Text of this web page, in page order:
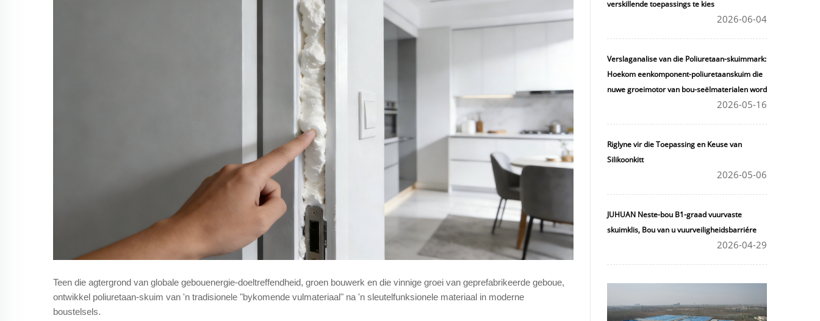
Teen die agtergrond van globale gebouenergie-doeltreffendheid, groen bouwerk en die vinnige groei van geprefabrikeerde geboue,
ontwikkel poliuretaan-skuim van 'n tradisionele "bykomende vulmateriaal" na 'n sleutelfunksionele materiaal in moderne
boustelsels.
verskillende toepassings te kies
2026-06-04
Verslaganalise van die Poliuretaan-skuimmark:
Hoekom eenkomponent-poliuretaanskuim die
nuwe groeimotor van bou-seëlmaterialen word
2026-05-16
Riglyne vir die Toepassing en Keuse van
Silikoonkitt
2026-05-06
JUHUAN Neste-bou B1-graad vuurvaste
skuimklis, Bou van u vuurveiligheidsbarriére
2026-04-29